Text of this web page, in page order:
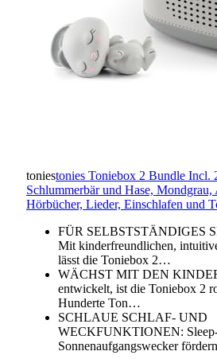
toniestonies Toniebox 2 Bundle Incl.
Schlummerbär und Hase,
Hörbücher, Lieder, Einschlafen und
FÜR SELBSTSTÄNDIGES
Mit kinderfreundlichen,
lässt die Toniebox 2…
WÄCHST MIT DEN
entwickelt, ist die Toniebox 2
Hunderte Ton…
SCHLAUE SCHLAF- UND
WECKFUNKTIONEN:
Sonnenaufgangswecker